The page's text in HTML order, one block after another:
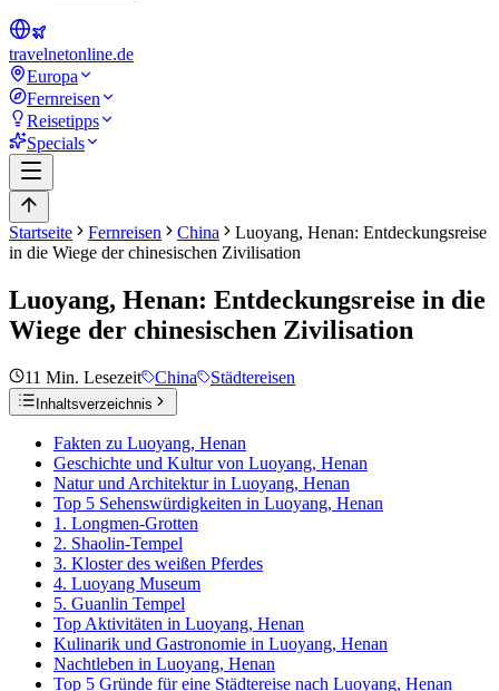
travelnetonline.de
Europa
Fernreisen
Reisetipps
Specials
Startseite Fernreisen China
Luoyang, Henan: Entdeckungsreise
in die Wiege der chinesischen Zivilisation
Luoyang, Henan: Entdeckungsreise in die
Wiege der chinesischen Zivilisation
11 Min. Lesezeit China Städtereisen
Inhaltsverzeichnis
Fakten zu Luoyang, Henan
Geschichte und Kultur von Luoyang, Henan
Natur und Architektur in Luoyang, Henan
Top 5 Sehenswürdigkeiten in Luoyang, Henan
1. Longmen-Grotten
2. Shaolin-Tempel
3. Kloster des weißen Pferdes
4. Luoyang Museum
5. Guanlin Tempel
Top Aktivitäten in Luoyang, Henan
Kulinarik und Gastronomie in Luoyang, Henan
Nachtleben in Luoyang, Henan
Top 5 Gründe für eine Städtereise nach Luoyang, Henan